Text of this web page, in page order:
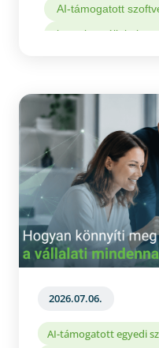
AI-támogatott
komplex vállalati
komplex IT
adatvezérelt IT
egyedi
mesterséges
szoftvertesztelés
üzleti folyamatokra
2026.07.06.
AI-támogatott egyedi